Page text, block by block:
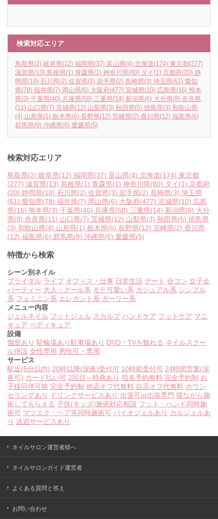
検索対応エリア
鳥取県(2) 岐阜県(12) 福岡県(37) 富山県(4) 北海道(174) 東京都(277)
滋賀県(13) 島根県(1) 青森県(1) 神奈川県(80) タイ (1) 京都府(20) 静
岡県(19) 石川県(2) 佐賀県(3) 岩手県(2) 長崎県(3) 埼玉県(61) 愛知
県(78) 福井県(7) 岡山県(6) 大阪府(477) 宮城県(10) 広島県(16) 熊本
県(3) 千葉県(40) 兵庫県(58) 三重県(14) 新潟県(6) 大分県(8) 奈良県
(11) 山口県(7) 茨城県(12) 山梨県(3) 秋田県(5) 徳島県(3) 和歌山県
(4) 山形県(1) 栃木県(6) 長野県(12) 宮崎県(2) 香川県(12) 福島県(6)
群馬県(9) 沖縄県(6) 愛媛県(5)
検索対応エリア
鳥取県(2) 岐阜県(12) 福岡県(37) 富山県(4) 北海道(174) 東京都
(277) 滋賀県(13) 島根県(1) 青森県(1) 神奈川県(80) タイ(1) 京都府
(20) 静岡県(19) 石川県(2) 佐賀県(3) 岩手県(2) 長崎県(3) 埼玉県
(61) 愛知県(78) 福井県(7) 岡山県(6) 大阪府(477) 宮城県(10) 広島
県(16) 熊本県(3) 千葉県(40) 兵庫県(58) 三重県(14) 新潟県(6) 大分
県(8) 奈良県(11) 山口県(7) 茨城県(12) 山梨県(3) 秋田県(5) 徳島県
(3) 和歌山県(4) 山形県(1) 栃木県(6) 長野県(12) 宮崎県(2) 香川県
(12) 福島県(6) 群馬県(9) 沖縄県(6) 愛媛県(5)
特徴から検索
シーン別ネイル
ブライダル ライブ オフィス・仕事 日常生活 デート 合コン 女子会
パーティー 大人・クール系 モテ可愛い系 カジュアル系 シンプル
系 フェミニン系 エレガント系 ガーリー系
メニュー内容
ジェルネイル フットジェル スカルプ ハンドケア フットケア マニ
キュア ペディキュア
設備
個室あり 駐輪場あり駐車場あり DVD・TVを観れる ネイルスクー
ル併設 女性専用 男性可・専用
サービス
駅近(5分以内) 20時以降(深夜)受付可 10時前受付可 24時間営業(深
夜可) カード払い可 2回目～特典あり 指名予約無料 完全予約制 お
子様同伴可能 完全予約制 他店オフ代無料 自店オフ代無料 カウン
セリングあり
ドリンクサービスあり 出張可or出張専門 寝ながら施
術してもらえる 子供(キッズ)施術対応相談 フット・ハンド同時施
術可 マツエク・ヘア等同時施術可 バイオジェルあり カルジェルあ
り 送迎サービスあり
ネイルサロン運営者様へ
ネイルサロンガイド運営者
よくある質問と答え
お問い合わせ